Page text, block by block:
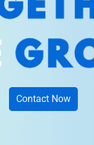
Contact Now